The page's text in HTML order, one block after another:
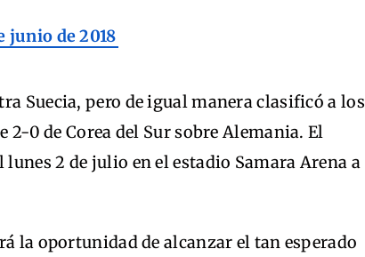
junio de 2018
Suecia, pero de igual manera clasificó a los
0 de Corea del Sur sobre Alemania. El
lunes 2 de julio en el estadio Samara Arena a
la oportunidad de alcanzar el tan esperado